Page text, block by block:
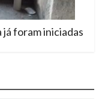
já foram iniciadas